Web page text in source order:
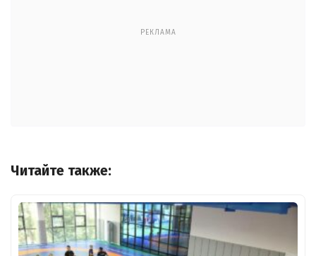
РЕКЛАМА
Читайте также: